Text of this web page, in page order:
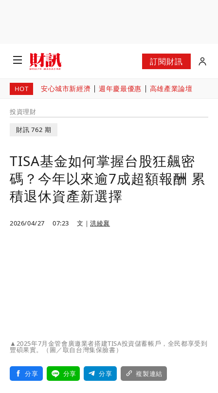
訂閱財訊
HOT 安心城市新經濟 週年慶最優惠 高雄產業論壇
投資理財
財訊 762 期
TISA基金如何掌握台股狂飆密
碼？今年以來逾7成超額報酬 累
積退休資產新選擇
2026/04/27 07:23 文｜洪綾襄
▲2025年7月金管會廣邀業者搭建TISA投資儲蓄帳戶，全民都享受到
豐碩果實。（圖／取自台灣集保臉書）
分享 分享 分享 複製連結